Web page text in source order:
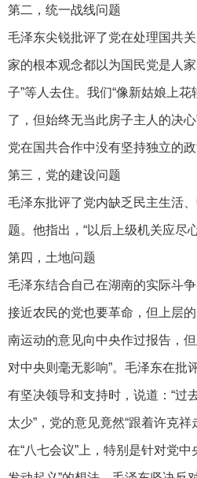
第二，统一战线问题
毛泽东尖锐批评了党在处理国共
家的根本观念都以为国民党是人
子”等人去住。我们“像新姑娘上
了，但始终无当此房子主人的决
党在国共合作中没有坚持独立的
第三，党的建设问题
毛泽东批评了党内缺乏民主生活
题。他指出，“以后上级机关应尽
第四，土地问题
毛泽东结合自己在湖南的实际斗
接近农民的党也要革命，但上层
南运动的意见向中央作过报告，但
对中央则毫无影响”。毛泽东在批
有坚决领导和支持时，说道：“过
太少”，党的意见竟然“跟着许克祥
在“八七会议”上，特别是针对党中